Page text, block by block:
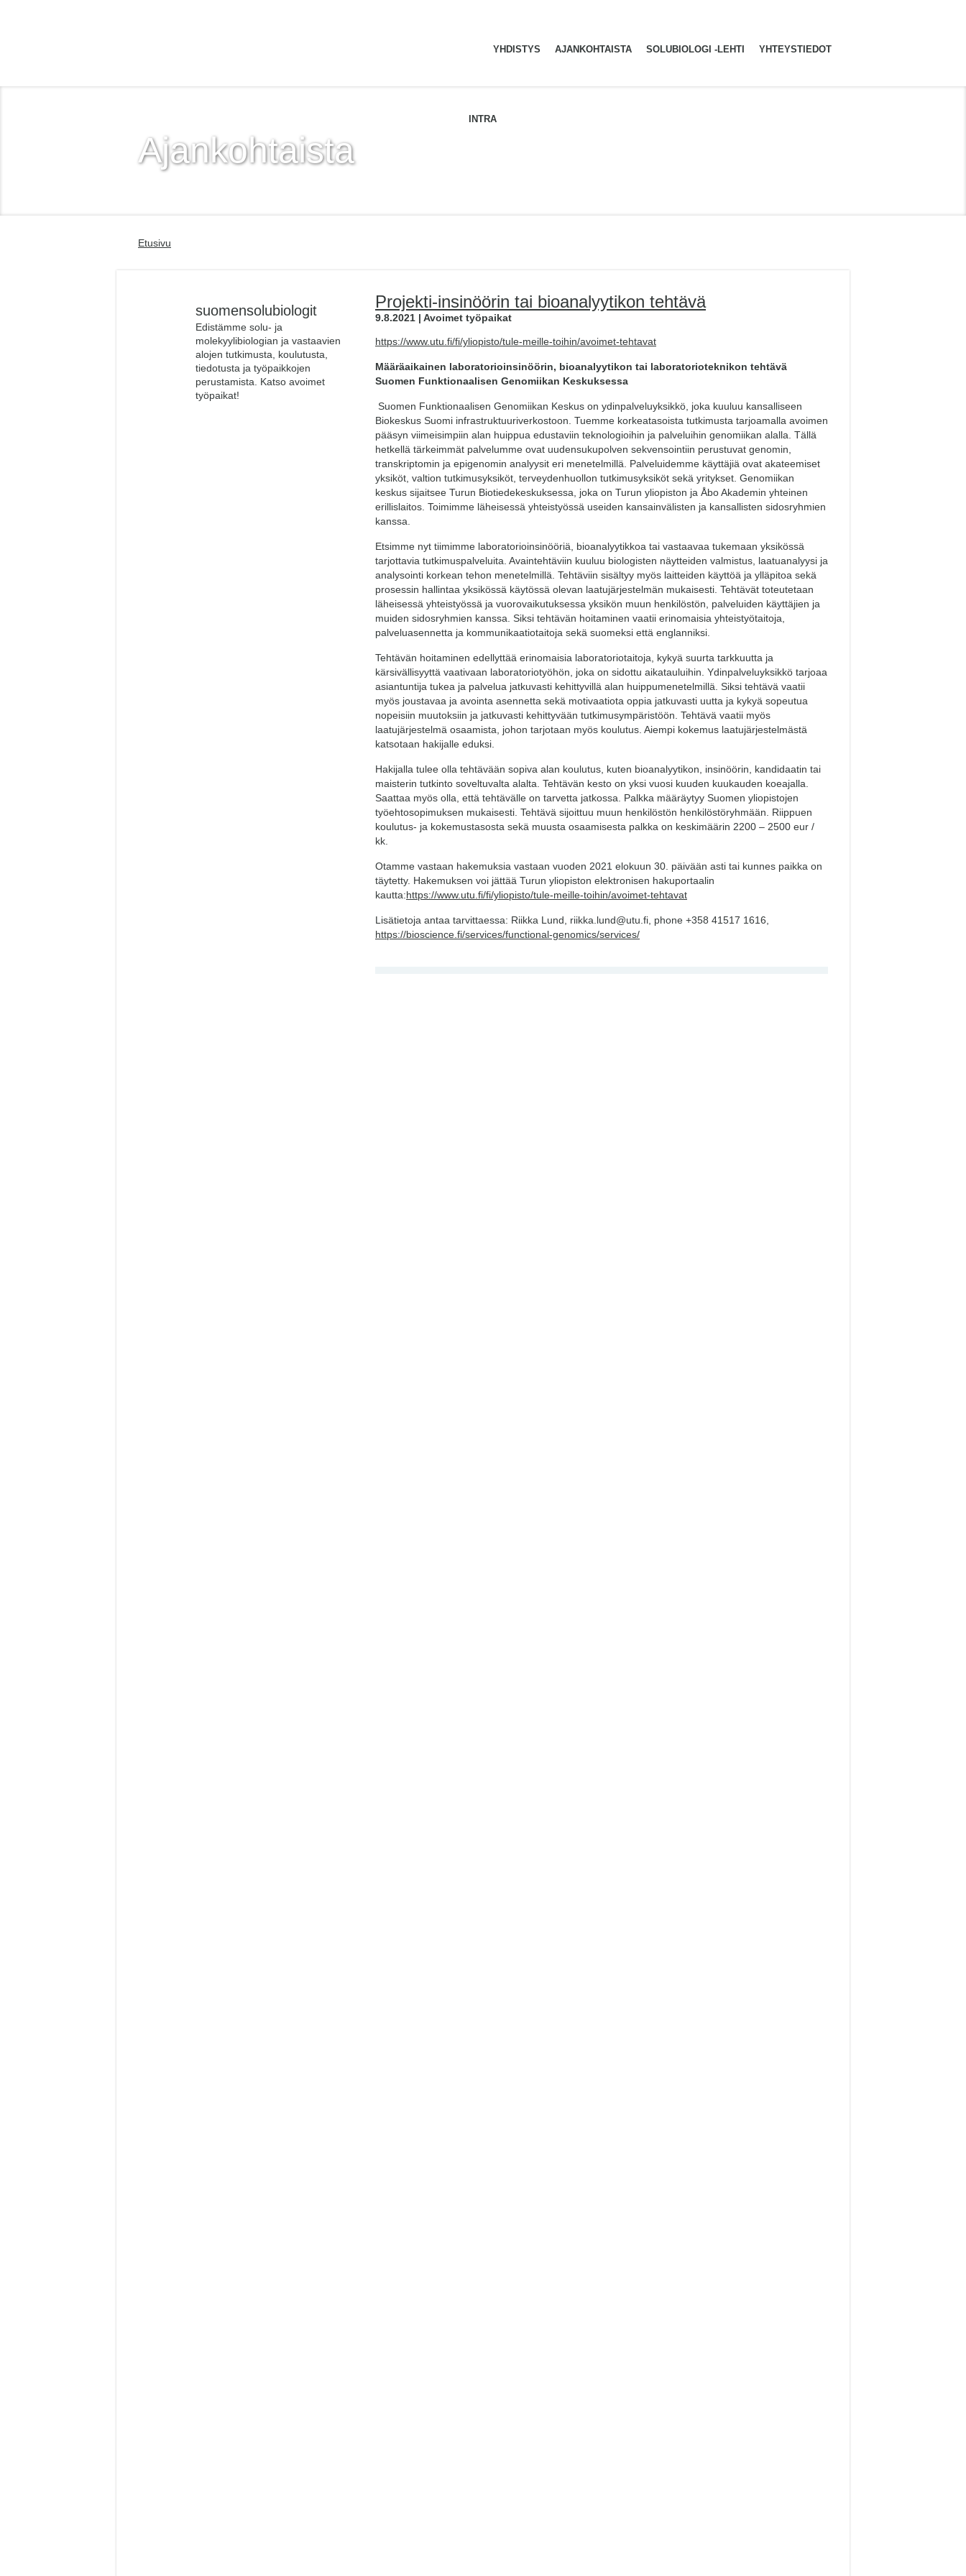
YHDISTYS AJANKOHTAISTA SOLUBIOLOGI -LEHTI YHTEYSTIEDOT
INTRA
Ajankohtaista
Etusivu
suomensolubiologit
Edistämme solu- ja
molekyylibiologian ja vastaavien
alojen tutkimusta, koulutusta,
tiedotusta ja työpaikkojen
perustamista. Katso avoimet
työpaikat!
Projekti-insinöörin tai bioanalyytikon tehtävä
9.8.2021 | Avoimet työpaikat
https://www.utu.fi/fi/yliopisto/tule-meille-toihin/avoimet-tehtavat
Määräaikainen laboratorioinsinöörin, bioanalyytikon tai laboratorioteknikon tehtävä
Suomen Funktionaalisen Genomiikan Keskuksessa
Suomen Funktionaalisen Genomiikan Keskus on ydinpalveluyksikkö, joka kuuluu kansalliseen
Biokeskus Suomi infrastruktuuriverkostoon. Tuemme korkeatasoista tutkimusta tarjoamalla avoimen
pääsyn viimeisimpiin alan huippua edustaviin teknologioihin ja palveluihin genomiikan alalla. Tällä
hetkellä tärkeimmät palvelumme ovat uudensukupolven sekvensointiin perustuvat genomin,
transkriptomin ja epigenomin analyysit eri menetelmillä. Palveluidemme käyttäjiä ovat akateemiset
yksiköt, valtion tutkimusyksiköt, terveydenhuollon tutkimusyksiköt sekä yritykset. Genomiikan
keskus sijaitsee Turun Biotiedekeskuksessa, joka on Turun yliopiston ja Åbo Akademin yhteinen
erillislaitos. Toimimme läheisessä yhteistyössä useiden kansainvälisten ja kansallisten sidosryhmien
kanssa.
Etsimme nyt tiimimme laboratorioinsinööriä, bioanalyytikkoa tai vastaavaa tukemaan yksikössä
tarjottavia tutkimuspalveluita. Avaintehtäviin kuuluu biologisten näytteiden valmistus, laatuanalyysi ja
analysointi korkean tehon menetelmillä. Tehtäviin sisältyy myös laitteiden käyttöä ja ylläpitoa sekä
prosessin hallintaa yksikössä käytössä olevan laatujärjestelmän mukaisesti. Tehtävät toteutetaan
läheisessä yhteistyössä ja vuorovaikutuksessa yksikön muun henkilöstön, palveluiden käyttäjien ja
muiden sidosryhmien kanssa. Siksi tehtävän hoitaminen vaatii erinomaisia yhteistyötaitoja,
palveluasennetta ja kommunikaatiotaitoja sekä suomeksi että englanniksi.
Tehtävän hoitaminen edellyttää erinomaisia laboratoriotaitoja, kykyä suurta tarkkuutta ja
kärsivällisyyttä vaativaan laboratoriotyöhön, joka on sidottu aikatauluihin. Ydinpalveluyksikkö tarjoaa
asiantuntija tukea ja palvelua jatkuvasti kehittyvillä alan huippumenetelmillä. Siksi tehtävä vaatii
myös joustavaa ja avointa asennetta sekä motivaatiota oppia jatkuvasti uutta ja kykyä sopeutua
nopeisiin muutoksiin ja jatkuvasti kehittyvään tutkimusympäristöön. Tehtävä vaatii myös
laatujärjestelmä osaamista, johon tarjotaan myös koulutus. Aiempi kokemus laatujärjestelmästä
katsotaan hakijalle eduksi.
Hakijalla tulee olla tehtävään sopiva alan koulutus, kuten bioanalyytikon, insinöörin, kandidaatin tai
maisterin tutkinto soveltuvalta alalta. Tehtävän kesto on yksi vuosi kuuden kuukauden koeajalla.
Saattaa myös olla, että tehtävälle on tarvetta jatkossa. Palkka määräytyy Suomen yliopistojen
työehtosopimuksen mukaisesti. Tehtävä sijoittuu muun henkilöstön henkilöstöryhmään. Riippuen
koulutus- ja kokemustasosta sekä muusta osaamisesta palkka on keskimäärin 2200 – 2500 eur /
kk.
Otamme vastaan hakemuksia vastaan vuoden 2021 elokuun 30. päivään asti tai kunnes paikka on
täytetty. Hakemuksen voi jättää Turun yliopiston elektronisen hakuportaalin
kautta:https://www.utu.fi/fi/yliopisto/tule-meille-toihin/avoimet-tehtavat
Lisätietoja antaa tarvittaessa: Riikka Lund, riikka.lund@utu.fi, phone +358 41517 1616,
https://bioscience.fi/services/functional-genomics/services/